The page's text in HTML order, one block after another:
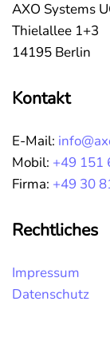
AXO Systems
Thielallee 1+3
14195 Berlin
Kontakt
E-Mail:
Mobil: +49 151
Firma: +49 30
Rechtliches
Impressum
Datenschutz